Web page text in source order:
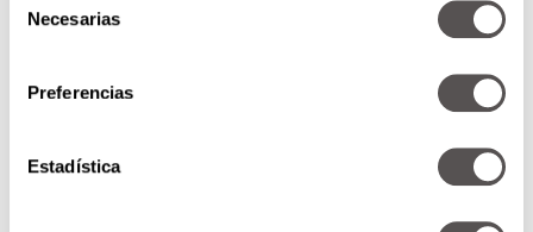
Necesarias
Preferencias
Estadística
Si te das la oportunidad de escuchar su historia,
seguramente descubrirás que si era consciente
te lo había dicho, no quiere decir que te haya
intimida, el miedo paraliza y los discursos de